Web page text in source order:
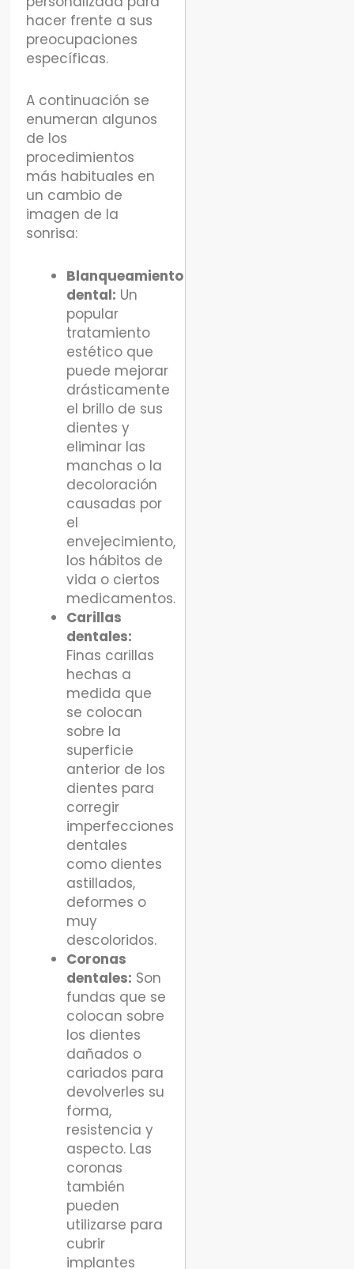
hacer frente a sus
preocupaciones
específicas.
A continuación se
enumeran algunos
de los
procedimientos
más habituales en
un cambio de
imagen de la
sonrisa:
Blanqueamiento
dental: Un
popular
tratamiento
estético que
puede mejorar
drásticamente
el brillo de sus
dientes y
eliminar las
manchas o la
decoloración
causadas por
el
envejecimiento,
los hábitos de
vida o ciertos
medicamentos.
Carillas
dentales:
Finas carillas
hechas a
medida que
se colocan
sobre la
superficie
anterior de los
dientes para
corregir
imperfecciones
dentales
como dientes
astillados,
deformes o
muy
descoloridos.
Coronas
dentales: Son
fundas que se
colocan sobre
los dientes
dañados o
cariados para
devolverles su
forma,
resistencia y
aspecto. Las
coronas
también
pueden
utilizarse para
cubrir
implantes